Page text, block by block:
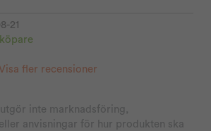
21
Visa fler recensioner
inte marknadsföring,
anvisningar för hur produkten ska